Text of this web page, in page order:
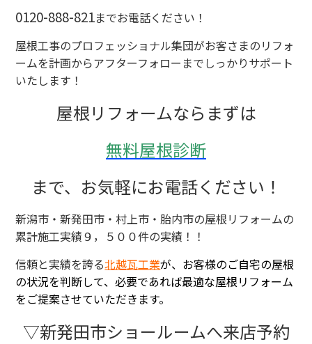
0120-888-821までお電話ください！
屋根工事のプロフェッショナル集団がお客さまのリフォ
ームを計画からアフターフォローまでしっかりサポート
いたします！
屋根リフォームならまずは
無料屋根診断
まで、お気軽にお電話ください！
新潟市・新発田市・村上市・胎内市の屋根リフォームの
累計施工実績９，５００件の実績！！
信頼と実績を誇る北越瓦工業が、お客様のご自宅の屋根
の状況を判断して、必要であれば最適な屋根リフォーム
をご提案させていただきます。
▽新発田市ショールームへ来店予約